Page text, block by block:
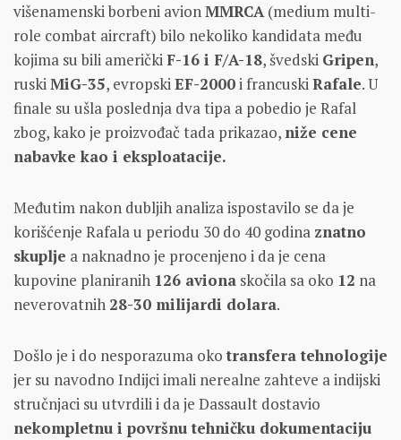
višenamenski borbeni avionMMRCA(medium multi-
role combat aircraft) bilo nekoliko kandidata među
kojima su bili američkiF-16 i F/A-18, švedski Gripen,
ruskiMiG-35, evropskiEF-2000i francuskiRafale. U
finale su ušla poslednja dva tipa a pobedio je Rafal
zbog, kako je proizvođač tada prikazao, niže cene
nabavke kao i eksploatacije.
Međutim nakon dubljih analiza ispostavilo se da je
korišćenje Rafala u periodu 30 do 40 godina znatno
skuplje a naknadno je procenjeno i da je cena
kupovine planiranih 126 aviona skočila sa oko 12 na
neverovatnih 28-30 milijardi dolara.
Došlo je i do nesporazuma okotransfera tehnologije
jer su navodno Indijci imali nerealne zahteve a indijski
stručnjaci su utvrdili i da je Dassault dostavio
nekompletnu i površnu tehničku dokumentaciju